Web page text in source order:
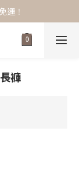
運！
褲